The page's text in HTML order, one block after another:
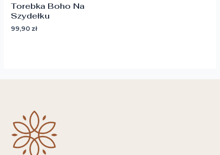
Torebka Boho Na
Szydełku
99,90 zł